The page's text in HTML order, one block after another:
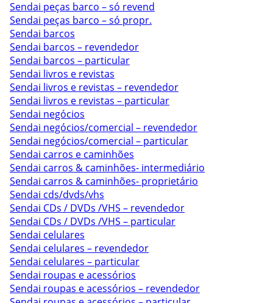
Sendai peças barco – só revend
Sendai peças barco – só propr.
Sendai barcos
Sendai barcos – revendedor
Sendai barcos – particular
Sendai livros e revistas
Sendai livros e revistas – revendedor
Sendai livros e revistas – particular
Sendai negócios
Sendai negócios/comercial – revendedor
Sendai negócios/comercial – particular
Sendai carros e caminhões
Sendai carros & caminhões- intermediário
Sendai carros & caminhões- proprietário
Sendai cds/dvds/vhs
Sendai CDs / DVDs /VHS – revendedor
Sendai CDs / DVDs /VHS – particular
Sendai celulares
Sendai celulares – revendedor
Sendai celulares – particular
Sendai roupas e acessórios
Sendai roupas e acessórios – revendedor